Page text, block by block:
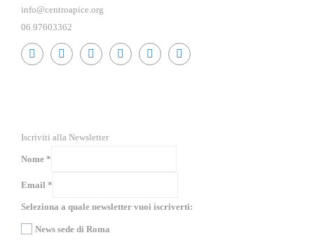
info@centroapice.org
06.97603362
Iscriviti alla Newsletter
Nome *
Email *
Seleziona a quale newsletter vuoi iscriverti:
News sede di Roma